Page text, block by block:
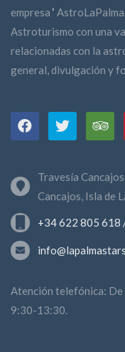
empresa ‘ AstroLaPalma
Astroturismo con una
relacionadas con la
general, divulgación y
Travesía
Cancajos, Isla de
+34 622 805 618
Atención telefónica: De
9:30-13:30.